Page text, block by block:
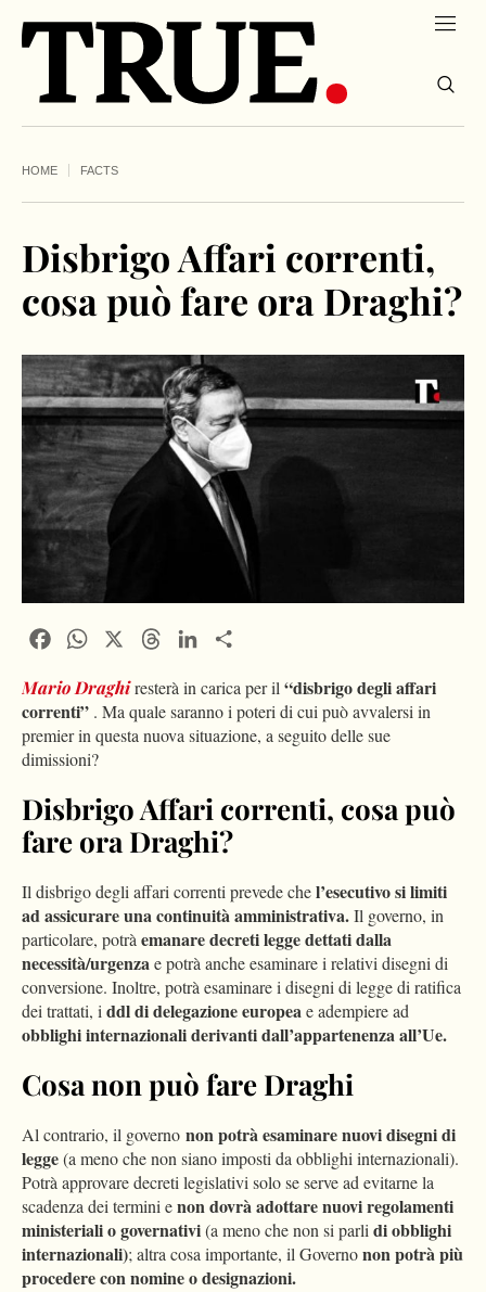
HOME FACTS
Disbrigo Affari correnti,
cosa può fare ora Draghi?
FacebookWhatsApp ThreadsLinkedIn
Mario Draghiresterà in carica per il“disbrigo degli affari
correnti” . Ma quale saranno i poteri di cui può avvalersi in
premier in questa nuova situazione, a seguito delle sue
dimissioni?
Disbrigo Affari correnti, cosa può
fare ora Draghi?
Il disbrigo degli affari correnti prevede chel’esecutivo si limiti
ad assicurare una continuità amministrativa.Il governo, in
particolare, potràemanare decreti legge dettati dalla
necessità/urgenzae potrà anche esaminare i relativi disegni di
conversione. Inoltre, potrà esaminare i disegni di legge di ratifica
dei trattati, iddl di delegazione europeae adempiere ad
obblighi internazionali derivanti dall’appartenenza all’Ue.
Cosa non può fare Draghi
Al contrario, il governo non potrà esaminare nuovi disegni di
legge(a meno che non siano imposti da obblighi internazionali).
Potrà approvare decreti legislativi solo se serve ad evitarne la
scadenza dei termini enon dovrà adottare nuovi regolamenti
ministeriali o governativi(a meno che non si parlidi obblighi
internazionali); altra cosa importante, il Governonon potrà più
procedere con nomine o designazioni.